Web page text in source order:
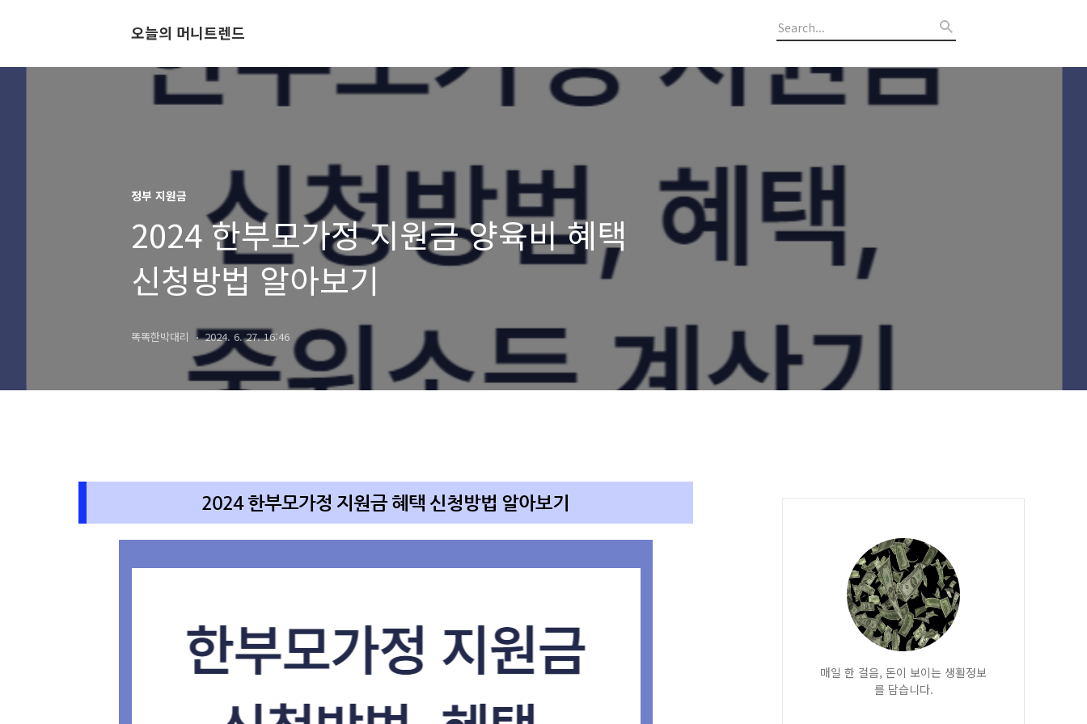
오늘의 머니트렌드
정부 지원금
2024 한부모가정 지원금 양육비 혜택
신청방법 알아보기
똑똑한박대리 2024. 6. 27. 16:46
2024 한부모가정 지원금 혜택 신청방법 알아보기
매일 한 걸음, 돈이 보이는 생활정보
를 담습니다.